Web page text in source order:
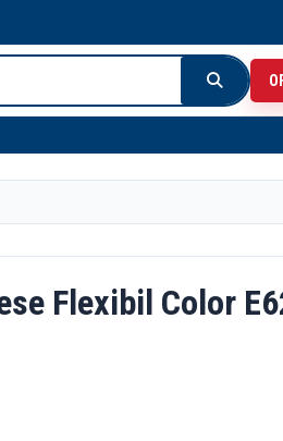
Flexibil Color